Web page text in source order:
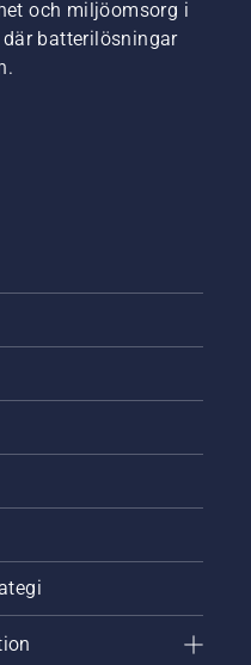
och miljöomsorg i
batterilösningar